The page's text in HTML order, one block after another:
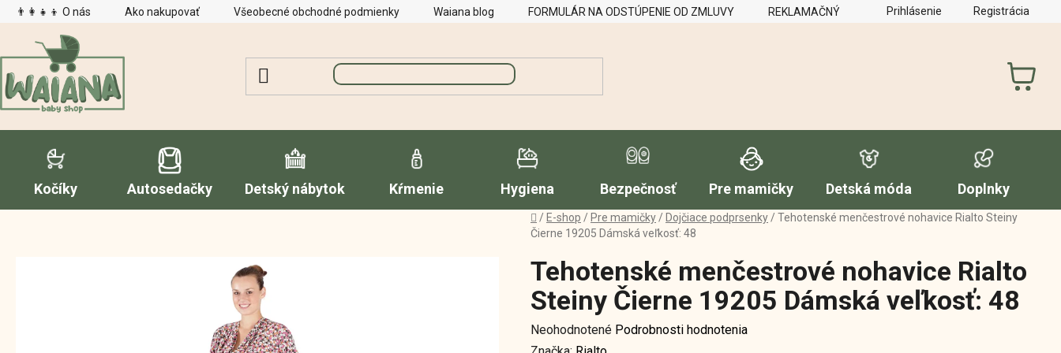
Prejsť
na
👨‍👩‍👧‍👦 O nás Ako nakupovať Všeobecné obchodné podmienky Waiana blog FORMULÁR NA ODSTÚPENIE OD ZMLUVY REKLAMAČNÝ PORIADOK FORMULÁR NA
Prihlásenie Registrácia
KOŠÍK
Kočíky Autosedačky Detský nábytok Kŕmenie Hygiena Bezpečnosť Pre mamičky Detská móda Doplnky
Domov
/ E-shop / Pre mamičky / Dojčiace podprsenky /Tehotenské menčestrové nohavice Rialto Steiny
Čierne 19205 Dámská veľkosť: 48
Tehotenské menčestrové nohavice Rialto
Steiny Čierne 19205 Dámská veľkosť: 48
Priemerné
hodnotenie
Neohodnotené Podrobnosti hodnotenia